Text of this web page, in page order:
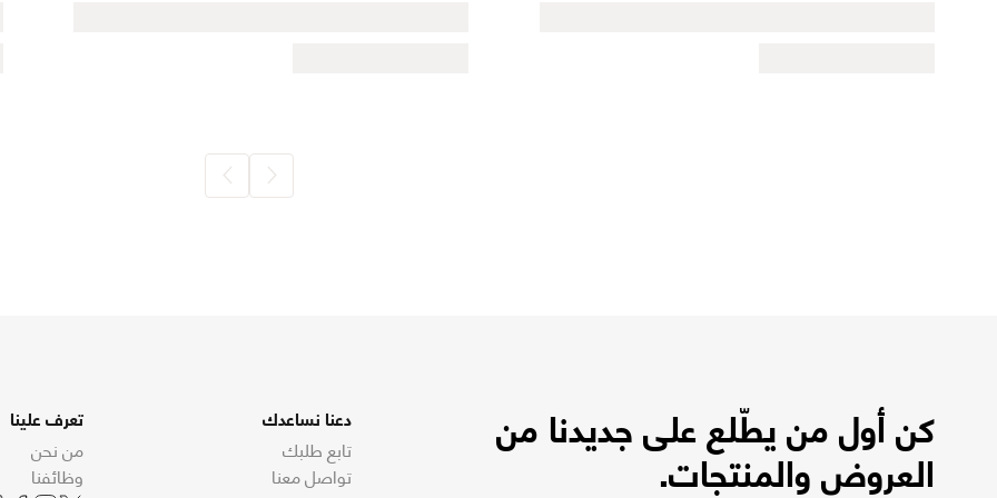
كن أول من يطّلع على جديدنا من
العروض والمنتجات.
دعنا نساعدك
تابع طلبك
تواصل معنا
تعرف علينا
من نحن
وظائفنا